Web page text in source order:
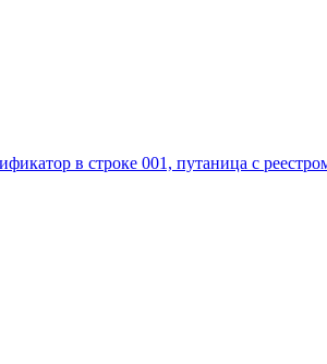
в строке 001, путаница с